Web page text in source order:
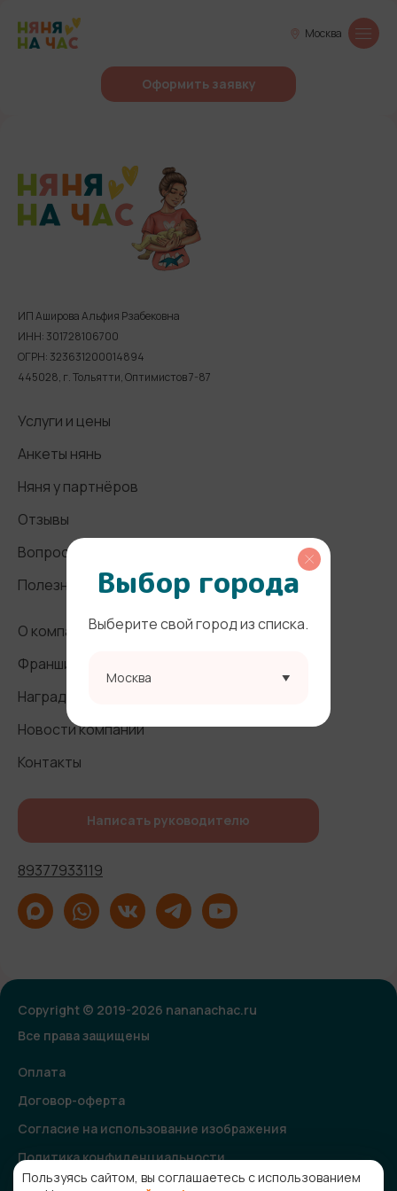
Москва
Оформить заявку
ИП Аширова Альфия Рзабековна
ИНН: 301728106700
ОГРН: 323631200014894
445028, г. Тольятти, Оптимистов 7-87
Услуги и цены
Анкеты нянь
Няня у партнёров
Отзывы
Вопросы и ответы
Полезные статьи
О компании
Франшиза
Награды и СМИ
Новости компании
Контакты
Написать руководителю
89377933119
Copyright © 2019-2026 nananachac.ru
Все права защищены
Оплата
Договор-оферта
Согласие на использование изображения
Политика конфиденциальности
Согласие на получение рекламной и информационной
Выбор города
Выберите свой город из списка.
Москва
Пользуясь сайтом, вы соглашаетесь с использованием